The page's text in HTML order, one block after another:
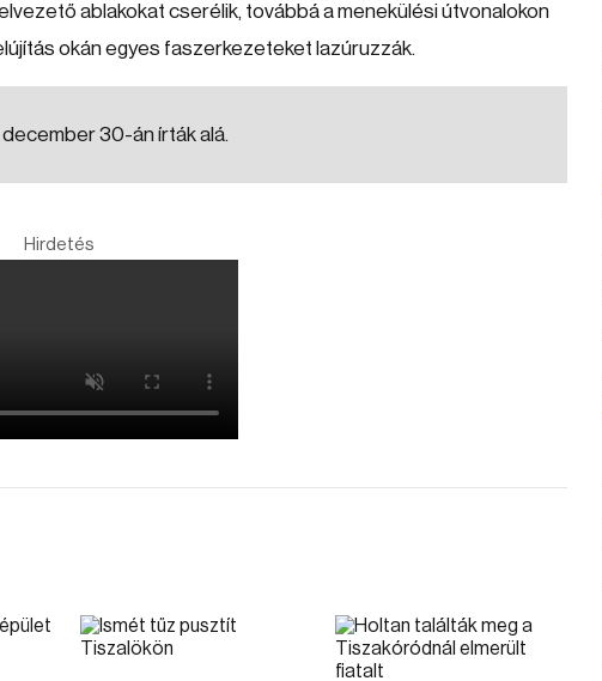
ablakokat cserélik, továbbá a menekülési útvonalokon
okán egyes faszerkezeteket lazúruzzák.
30-án írták alá.
Hirdetés